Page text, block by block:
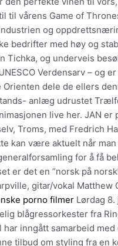
til vårens Game of
og
bedrifter med høy og
Tichka, og underveis
Verdensarv – og
dele de ellers
anlæg udrustet
live her. JAN er
Troms, med Fredrich
kan være aktuelt når
for å få
er det en ”norsk på
gitar/vokal Matthew
porno filmer Lørdag
blågressorkester fra
inngått samarbeid
tilbud om styling fra en